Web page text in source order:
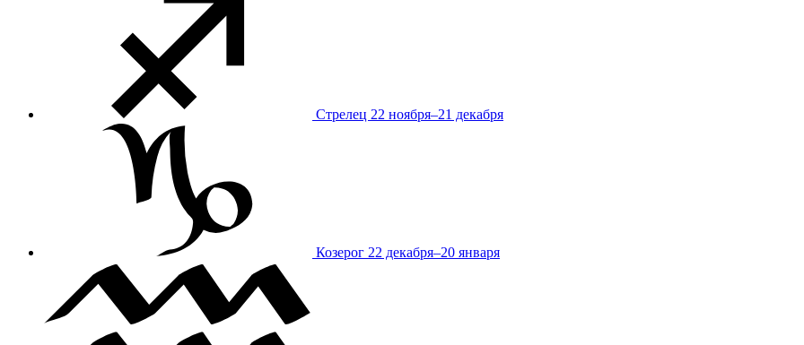
Стрелец 22 ноября–21 декабря
Козерог 22 декабря–20 января